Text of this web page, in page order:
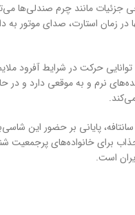
جزئیات مانند چرم صندلی‌ها
زمان استارت، صدای موتور به
حرکت در شرایط آفرود
اتوماتیک تعویض دنده‌های نرم و
وراکروز در سال 2012 و جایگزینی آن با نسخه 7
برای خانواده‌های پرجمعیت
است.